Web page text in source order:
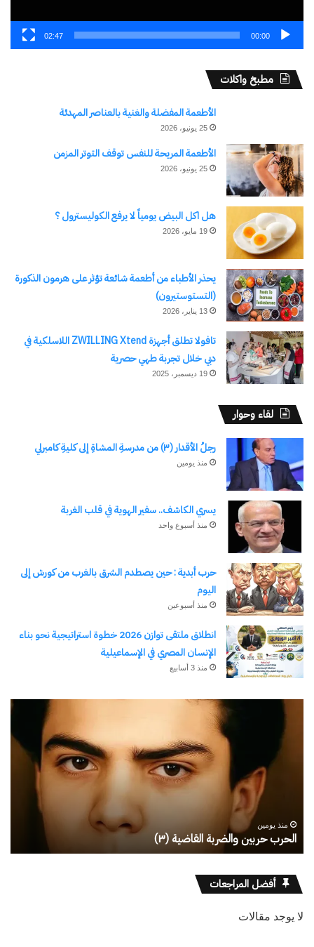
00:00
02:47
مطبخ واكلات
الأطعمة المفضلة والغنية بالعناصر المهدئة
25 يونيو، 2026
الأطعمة المريحة للنفس توقف التوتر المزمن
25 يونيو، 2026
هل اكل البيض يومياً لا يرفع الكوليسترول ؟
19 مايو، 2026
يحذر الأطباء من أطعمة شائعة تؤثر على هرمون الذكورة
(التستوستيرون)
13 يناير، 2026
تافولا تطلق أجهزة ZWILLING Xtend اللاسلكية في
دبي خلال تجربة طهي حصرية
19 ديسمبر، 2025
لقاء وحوار
رجلُ الأقدار (٣) من مدرسةِ المشاةِ إلى كليةِ كامبرلي
منذ يومين
يسري الكاشف.. سفير الهوية في قلب الغربة
منذ أسبوع واحد
حرب أبدية : حين يصطدم الشرق بالغرب من كورش إلى
اليوم
منذ أسبوعين
انطلاق ملتقى توازن 2026 خطوة استراتيجية نحو بناء
الإنسان المصري في الإسماعيلية
منذ 3 أسابيع
كليةِ
كامبرلي
منذ يومين
رجلُ الأقدار (٣) من مدرسةِ المشاةِ إلى كليةِ كامبرلي
أفضل المراجعات
لا يوجد مقالات